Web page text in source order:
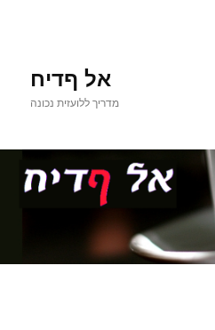
אל ףדיח
מדריך ללועזית נכונה